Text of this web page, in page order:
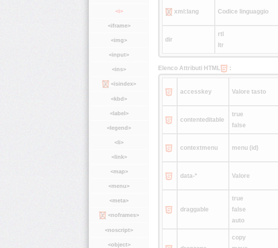
<i>
<iframe>
<img>
<input>
<ins>
<isindex>
<kbd>
<label>
<legend>
<li>
<link>
<map>
<menu>
<meta>
<noframes>
<noscript>
<object>
xml:lang Codice linguaggio
dir
rtl
ltr
Elenco Attributi HTML :
accesskey Valore tasto
contenteditable
true
false
contextmenu menu (id)
data-* Valore
draggable
true
false
auto
copy